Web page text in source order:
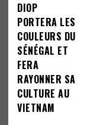
DIOP
PORTERA LES
COULEURS DU
SÉNÉGAL ET
FERA
RAYONNER SA
CULTURE AU
VIETNAM